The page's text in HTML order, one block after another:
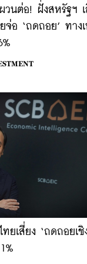
วนต่อ! ฝั่งสหรัฐฯ
จ่อ ‘ถดถอย’ ทา
ทยเสี่ยง ‘ถดถอยเ